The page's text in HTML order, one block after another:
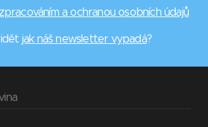
a ochranou osobních údajů
jak náš newsletter vypadá?